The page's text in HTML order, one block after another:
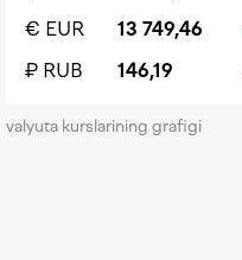
€ EUR
13 749,46
₽ RUB
146,19
valyuta kurslarining grafigi